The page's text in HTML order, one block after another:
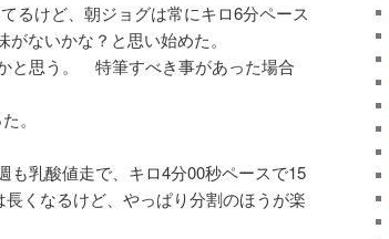
けど、朝ジョグは常にキロ6分ペース
ないかな？と思い始めた。
と思う。 特筆すべき事があった場合
。
乳酸値走で、キロ4分00秒ペースで15
くなるけど、やっぱり分割のほうが楽